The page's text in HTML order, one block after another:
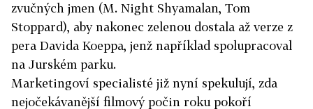
zvučných jmen (M. Night Shyamalan, Tom
Stoppard), aby nakonec zelenou dostala až verze z
pera Davida Koeppa, jenž například spolupracoval
na Jurském parku.
Marketingoví specialisté již nyní spekulují, zda
nejočekávanější filmový počin roku pokoří